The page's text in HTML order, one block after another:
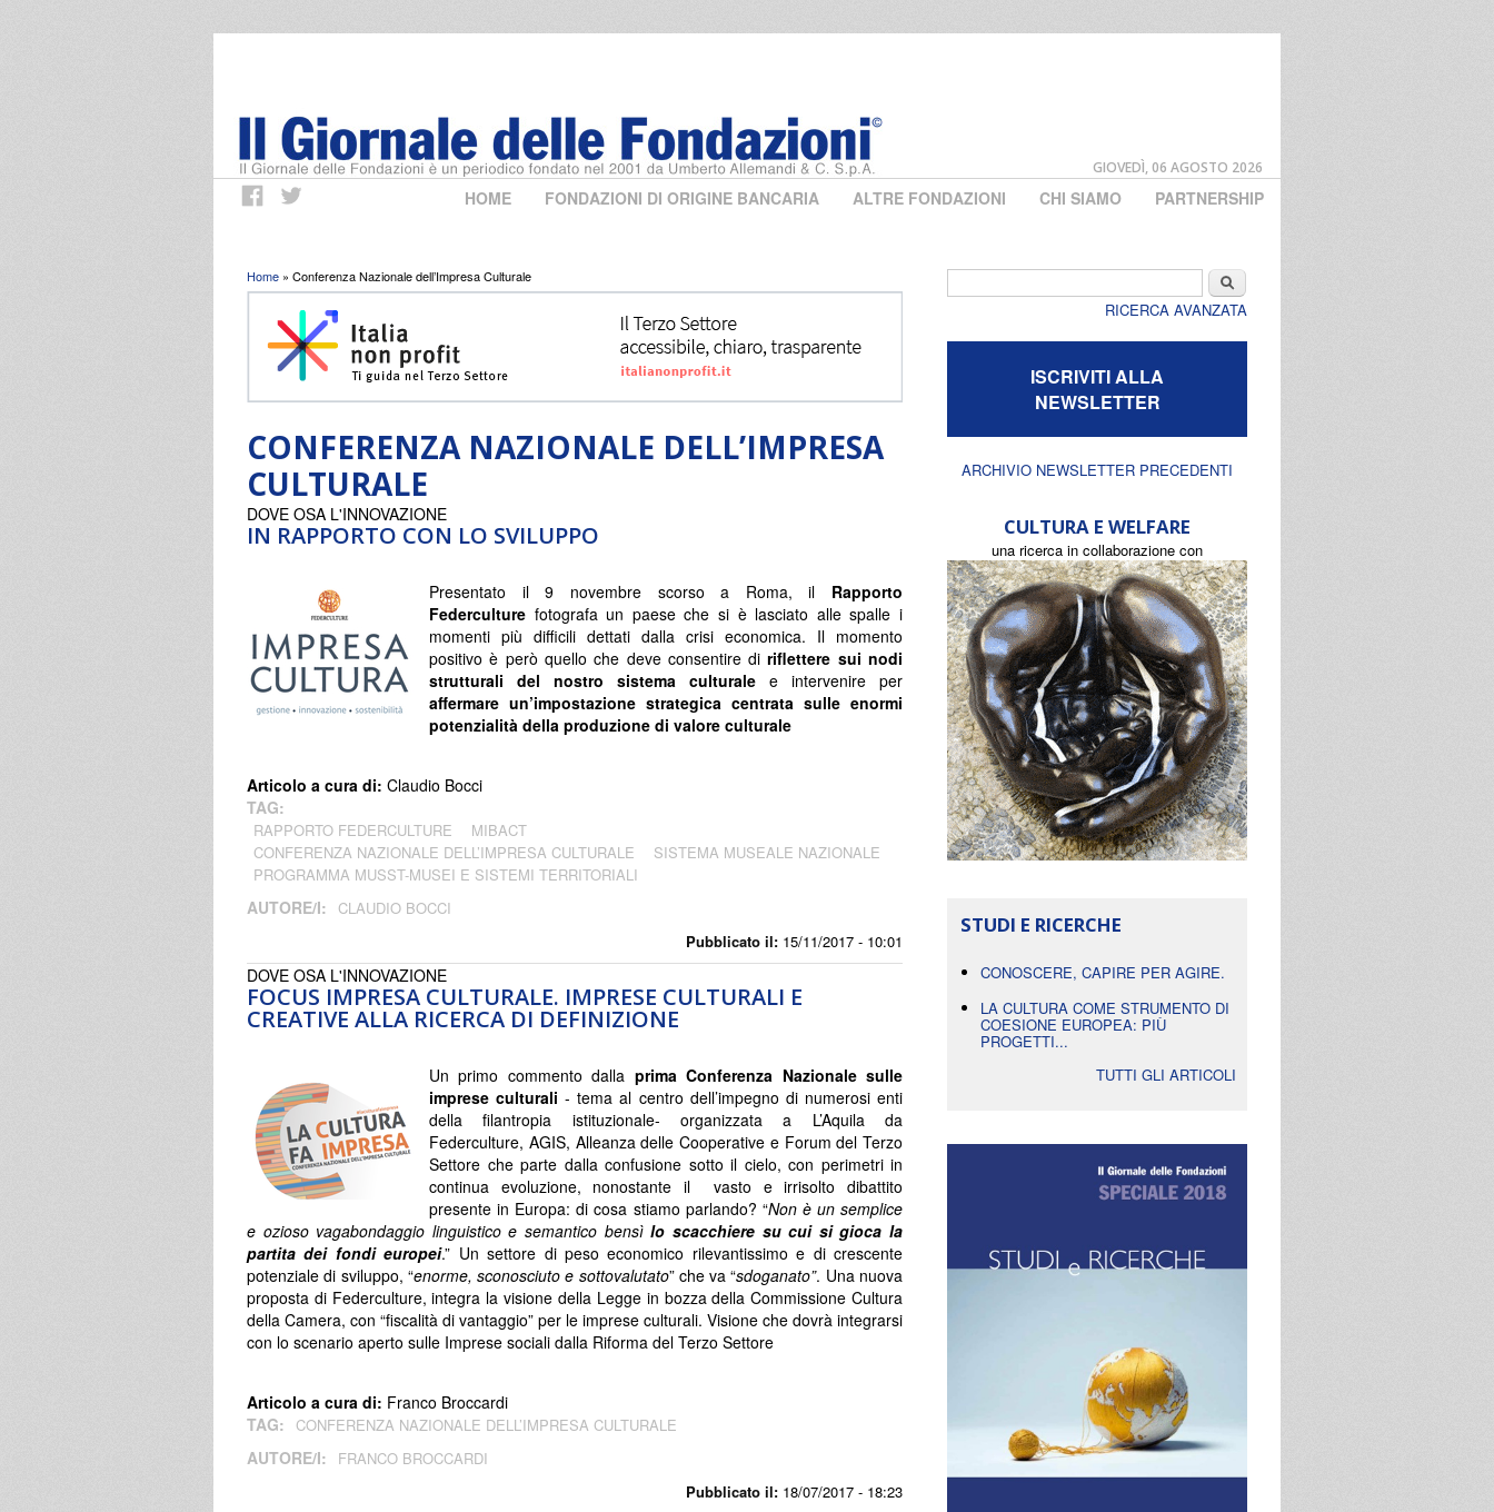
GIOVEDÌ, 06 AGOSTO 2026
HOME FONDAZIONI DI ORIGINE BANCARIA ALTRE FONDAZIONI CHI SIAMO PARTNERSHIP
Tu sei qui
Home » Conferenza Nazionale dell’Impresa Culturale
CONFERENZA NAZIONALE DELL’IMPRESA
CULTURALE
IN RAPPORTO CON LO SVILUPPO
Pubblicato il: 15/11/2017 - 10:01
DOVE OSA L'INNOVAZIONE
Presentato il 9 novembre scorso a Roma, il Rapporto
Federculture fotografa un paese che si è lasciato alle spalle i
momenti più difficili dettati dalla crisi economica. Il momento
positivo è però quello che deve consentire diriflettere sui nodi
strutturali del nostro sistema culturale e intervenire per
affermare un’impostazione strategica centrata sulle enormi
potenzialità della produzione di valore culturale
Articolo a cura di: Claudio Bocci
TAG:
RAPPORTO FEDERCULTURE
MIBACT
CONFERENZA NAZIONALE DELL’IMPRESA CULTURALE
SISTEMA MUSEALE NAZIONALE
PROGRAMMA MUSST-MUSEI E SISTEMI TERRITORIALI
AUTORE/I: CLAUDIO BOCCI
FOCUS IMPRESA CULTURALE. IMPRESE CULTURALI E
CREATIVE ALLA RICERCA DI DEFINIZIONE
Pubblicato il: 18/07/2017 - 18:23
DOVE OSA L'INNOVAZIONE
Un primo commento dalla prima Conferenza Nazionale sulle
imprese culturali- tema al centro dell’impegno di numerosi enti
della filantropia istituzionale- organizzata a L’Aquila da
Federculture, AGIS, Alleanza delle Cooperative e Forum del Terzo
Settore che parte dalla confusione sotto il cielo, con perimetri in
continua evoluzione, nonostante il vasto e irrisolto dibattito
presente in Europa: di cosa stiamo parlando? “Non è un semplice
e ozioso vagabondaggio linguistico e semantico bensìlo scacchiere su cui si gioca la
partita dei fondi europei.” Un settore di peso economico rilevantissimo e di crescente
potenziale di sviluppo, “enorme, sconosciuto e sottovalutato” che va “sdoganato”. Una nuova
proposta di Federculture, integra la visione della Legge in bozza della Commissione Cultura
della Camera, con “fiscalità di vantaggio” per le imprese culturali. Visione che dovrà integrarsi
con lo scenario aperto sulle Imprese sociali dalla Riforma del Terzo Settore
Articolo a cura di: Franco Broccardi
TAG:
CONFERENZA NAZIONALE DELL’IMPRESA CULTURALE
AUTORE/I: FRANCO BROCCARDI
Cerca
RICERCA AVANZATA
ISCRIVITI ALLA
NEWSLETTER
ARCHIVIO NEWSLETTER PRECEDENTI
CULTURA E WELFARE
una ricerca in collaborazione con
STUDI E RICERCHE
CONOSCERE, CAPIRE PER AGIRE.
LA CULTURA COME STRUMENTO DI
COESIONE EUROPEA: PIÙ
PROGETTI...
TUTTI GLI ARTICOLI